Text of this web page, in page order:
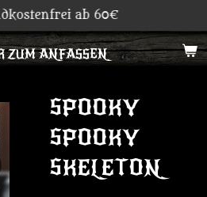
ZUM ANFASSEN
ab 60€
SPOOKY
SPOOKY
SKELETON